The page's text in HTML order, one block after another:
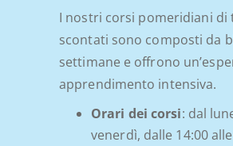
I nostri corsi pomeridiani di
scontati sono composti da
settimane e offrono
apprendimento intensiva.
Orari dei corsi: dal
venerdì, dalle 14:00